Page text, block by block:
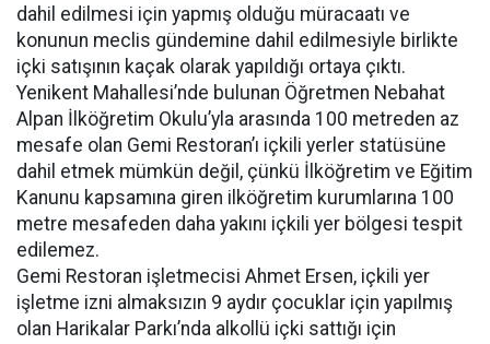
dahil edilmesi için yapmış olduğu müracaatı ve
konunun meclis gündemine dahil edilmesiyle birlikte
içki satışının kaçak olarak yapıldığı ortaya çıktı.
Yenikent Mahallesi’nde bulunan Öğretmen Nebahat
Alpan İlköğretim Okulu’yla arasında 100 metreden az
mesafe olan Gemi Restoran’ı içkili yerler statüsüne
dahil etmek mümkün değil, çünkü İlköğretim ve Eğitim
Kanunu kapsamına giren ilköğretim kurumlarına 100
metre mesafeden daha yakını içkili yer bölgesi tespit
edilemez.
Gemi Restoran işletmecisi Ahmet Ersen, içkili yer
işletme izni almaksızın 9 aydır çocuklar için yapılmış
olan Harikalar Parkı’nda alkollü içki sattığı için